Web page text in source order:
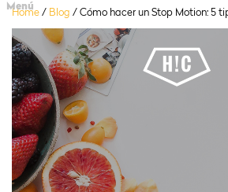
Menú
Home / Blog / Cómo hacer un Stop Motion: 5